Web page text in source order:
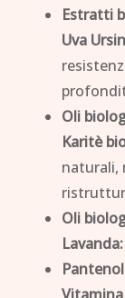
Estratti
Uva
Oli
Karitè
naturali,
Oli
Lavanda: